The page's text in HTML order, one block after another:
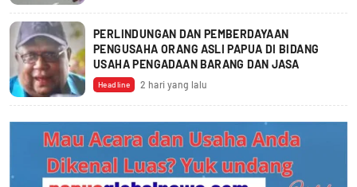
PERLINDUNGAN DAN PEMBERDAYAAN
PENGUSAHA ORANG ASLI PAPUA DI BIDANG
USAHA PENGADAAN BARANG DAN JASA
Headline 2 hari yang lalu